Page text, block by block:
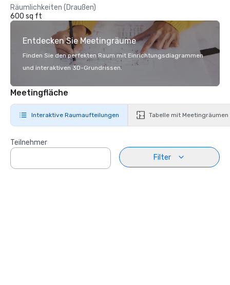
Räumlichkeiten (Draußen)
600 sq ft
Entdecken Sie Meetingräume
Finden Sie den perfekten Raum mit Einrichtungsdiagrammen
und interaktiven 3D-Grundrissen.
Meetingfläche
Interaktive Raumaufteilungen Tabelle mit Meetingräumen
Teilnehmer
Filter